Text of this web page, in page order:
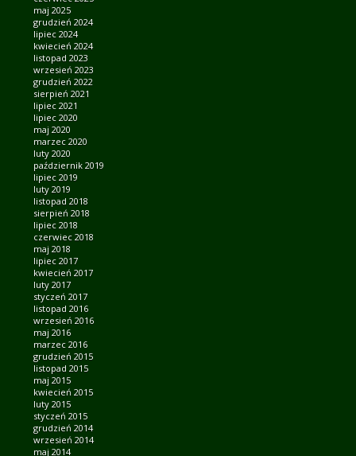
maj 2025
grudzień 2024
lipiec 2024
kwiecień 2024
listopad 2023
wrzesień 2023
grudzień 2022
sierpień 2021
lipiec 2021
lipiec 2020
maj 2020
marzec 2020
luty 2020
październik 2019
lipiec 2019
luty 2019
listopad 2018
sierpień 2018
lipiec 2018
czerwiec 2018
maj 2018
lipiec 2017
kwiecień 2017
luty 2017
styczeń 2017
listopad 2016
wrzesień 2016
maj 2016
marzec 2016
grudzień 2015
listopad 2015
maj 2015
kwiecień 2015
luty 2015
styczeń 2015
grudzień 2014
wrzesień 2014
maj 2014